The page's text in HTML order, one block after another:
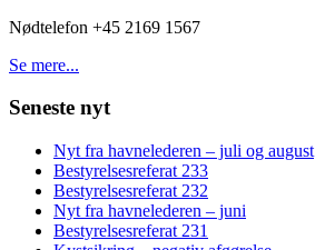
Nødtelefon +45 2169 1567
Se mere...
Seneste nyt
Nyt fra havnelederen – juli og august
Bestyrelsesreferat 233
Bestyrelsesreferat 232
Nyt fra havnelederen – juni
Bestyrelsesreferat 231